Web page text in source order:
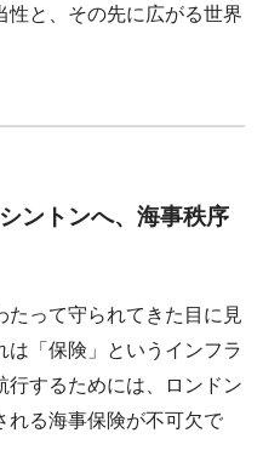
性と、その先に広がる世界
ントンへ、海事秩序
たって守られてきた目に見
は「保険」というインフラ
行するためには、ロンドン
れる海事保険が不可欠で